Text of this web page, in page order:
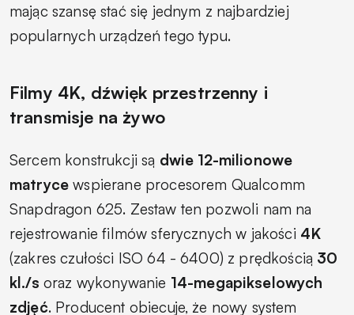
mając szansę stać się jednym z najbardziej
popularnych urządzeń tego typu.
Filmy 4K, dźwięk przestrzenny i
transmisje na żywo
Sercem konstrukcji są dwie 12-milionowe
matryce wspierane procesorem Qualcomm
Snapdragon 625. Zestaw ten pozwoli nam na
rejestrowanie filmów sferycznych w jakości 4K
(zakres czułości ISO 64 - 6400) z prędkością 30
kl./s oraz wykonywanie 14-megapikselowych
zdjęć. Producent obiecuje, że nowy system